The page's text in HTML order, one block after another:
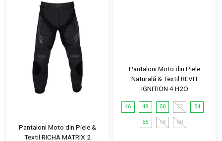
Pantaloni Moto din Piele &
Textil RICHA MATRIX 2
Pantaloni Moto din Piele
Naturală & Textil REVIT
IGNITION 4 H2O
46 48 50 52 54
56 58 60